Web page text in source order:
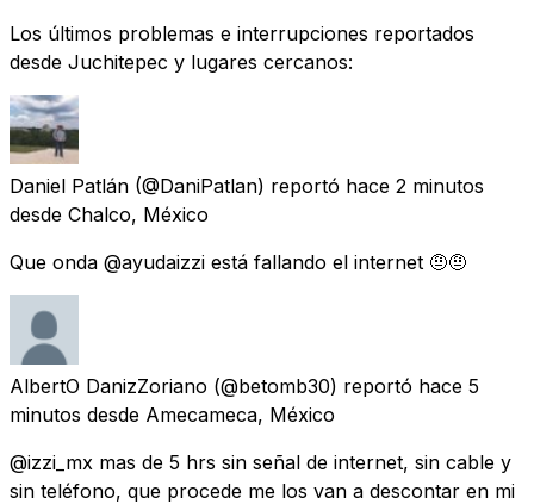
Los últimos problemas e interrupciones reportados
desde Juchitepec y lugares cercanos:
Daniel Patlán (@DaniPatlan) reportó hace 2 minutos
desde Chalco, México
Que onda @ayudaizzi está fallando el internet 🤨🤨
AlbertO DanizZoriano (@betomb30) reportó hace 5
minutos desde Amecameca, México
@izzi_mx mas de 5 hrs sin señal de internet, sin cable y
sin teléfono, que procede me los van a descontar en mi